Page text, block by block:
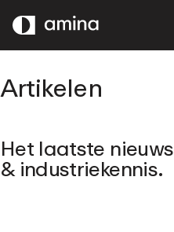
NAAR
HOOFDINHOUD
Artikelen
Het laatste nieuws
& industriekennis.